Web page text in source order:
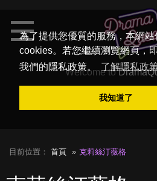
為了提供您優質的服務，本網站
cookies。若您繼續瀏覽網頁，
我們的隱私政策。
了解隱私政
我知道了
Welcome to
目前位置： 首頁 克莉絲汀薇格